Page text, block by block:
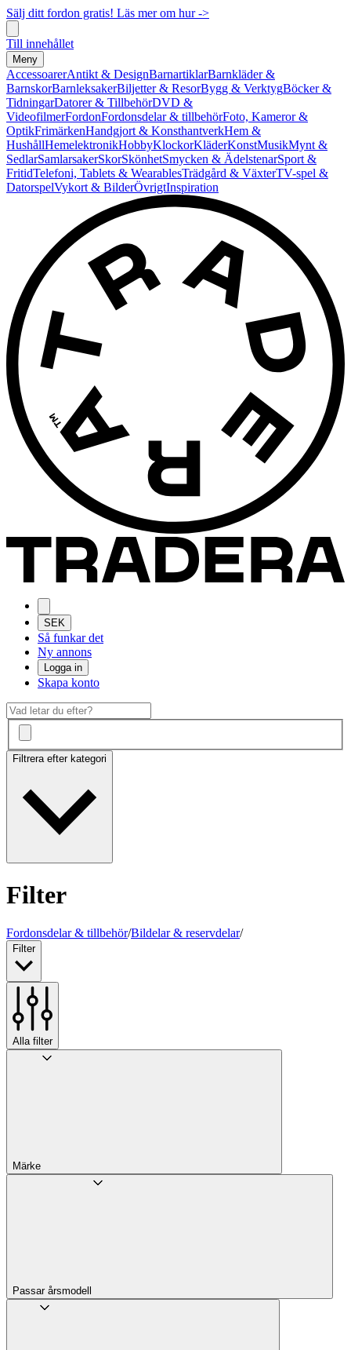
Sälj ditt fordon gratis! Läs mer om hur ->
Till innehållet
Meny
AccessoarerAntikt & DesignBarnartiklarBarnkläder &
BarnskorBarnleksakerBiljetter & ResorBygg & VerktygBöcker &
TidningarDatorer & TillbehörDVD &
VideofilmerFordonFordonsdelar & tillbehörFoto, Kameror &
OptikFrimärkenHandgjort & KonsthantverkHem &
HushållHemelektronikHobbyKlockorKläderKonstMusikMynt &
SedlarSamlarsakerSkorSkönhetSmycken & ÄdelstenarSport &
FritidTelefoni, Tablets & WearablesTrädgård & VäxterTV-spel &
DatorspelVykort & BilderÖvrigtInspiration
SEK
Så funkar det
Ny annons
Logga in
Skapa konto
Filtrera efter kategori
Filter
Fordonsdelar & tillbehör/Bildelar & reservdelar/
Filter
Alla filter
Märke
Passar årsmodell